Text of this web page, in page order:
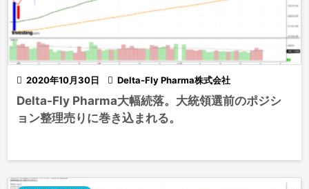
 2020年10月30日  Delta-Fly Pharma株式会社
Delta-Fly Pharma大幅続落。大統領選前のポジシ
ョン整理売りに巻き込まれる。